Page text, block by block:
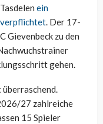
ein
. Der 17-
Gievenbeck zu den
gehen.
27 zahlreiche
15 Spieler